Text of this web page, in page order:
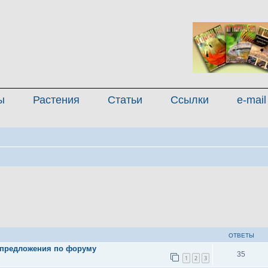
Растения Статьи Ссылки e-mail
ОТВЕТЫ
по форуму
1 2 3
35